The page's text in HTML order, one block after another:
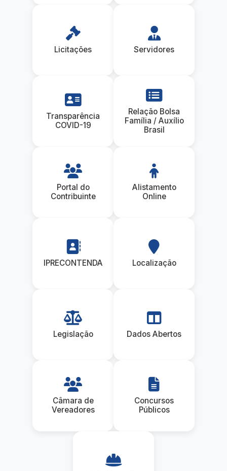
Licitações Servidores
Transparência
COVID-19
Relação Bolsa
Família / Auxílio
Brasil
Portal do
Contribuinte
Alistamento
Online
IPRECONTENDA Localização
Legislação Dados Abertos
Câmara de
Vereadores
Concursos
Públicos